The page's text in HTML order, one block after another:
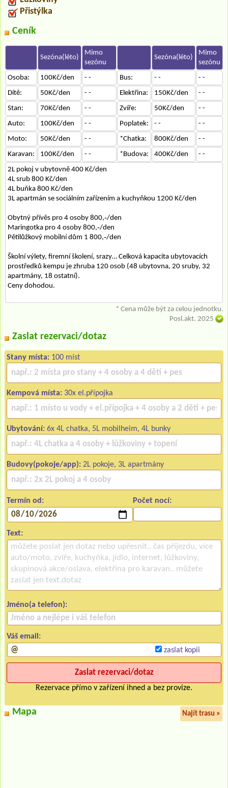
Přistýlka
Ceník
Sezóna(léto)
Mimo
sezónu
Sezóna(léto)
Mimo
sezónu
Osoba:
100Kč/den - - Bus: - -
- -
Dítě:
50Kč/den - - Elektřina: 150Kč/den
- -
Stan:
70Kč/den - - Zvíře: 50Kč/den
- -
Auto:
100Kč/den - - Poplatek: - -
- -
Moto:
50Kč/den - - *Chatka: 800Kč/den
- -
Karavan:
100Kč/den - - *Budova: 400Kč/den
- -
2L pokoj v ubytovně 400 Kč/den
4L srub 800 Kč/den
4L buňka 800 Kč/den
3L apartmán se sociálním zařízením a kuchyňkou 1200 Kč/den
Obytný přívěs pro 4 osoby 800,‐/den
Maringotka pro 4 osoby 800,‐/den
Pětilůžkový mobilní dům 1 800,‐/den
Školní výlety, firemní školení, srazy… Celková kapacita ubytovacích
prostředků kempu je zhruba 120 osob (48 ubytovna, 20 sruby, 32
apartmány, 18 ostatní).
Ceny dohodou.
* Cena může být za celou jednotku.
Posl.akt. 2025
Zaslat rezervaci/dotaz
Stany místa: 100 míst
Kempová místa: 30x el.přípojka
Ubytování: 6x 4L chatka, 5L mobilheim, 4L bunky
Budovy(pokoje/app): 2L pokoje, 3L apartmány
Termín od: Počet nocí:
Text:
Jméno(a telefon):
Váš email:
zaslat kopii
Rezervace přímo v zařízení ihned a bez provize.
Mapa Najít trasu »